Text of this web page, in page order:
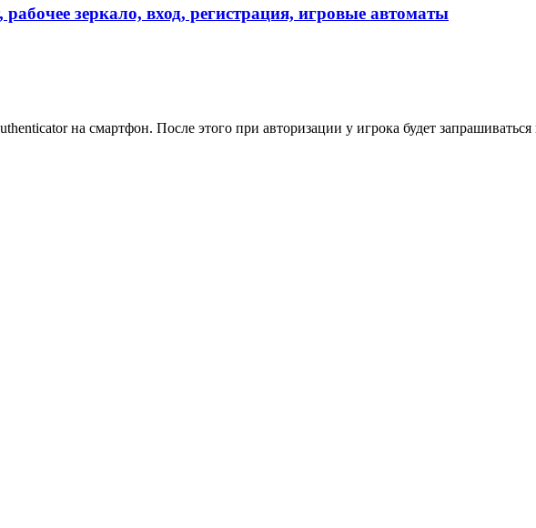
зеркало, вход, регистрация, игровые автоматы
на смартфон. После этого при авторизации у игрока будет запрашиваться